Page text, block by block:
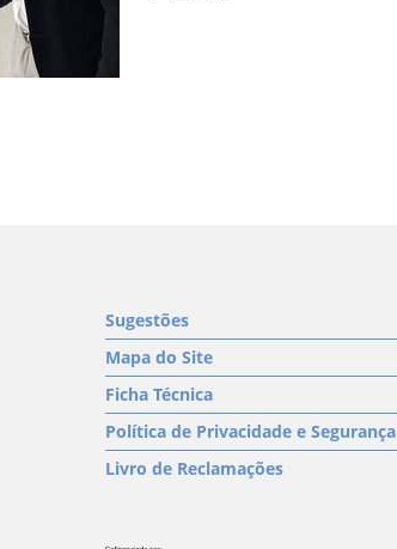
Sugestões
Mapa do Site
Ficha Técnica
Política de Privacidade e Segurança
Livro de Reclamações